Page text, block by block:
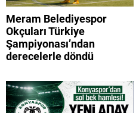
Meram Belediyespor
Okçuları Türkiye
Şampiyonası’ndan
derecelerle döndü